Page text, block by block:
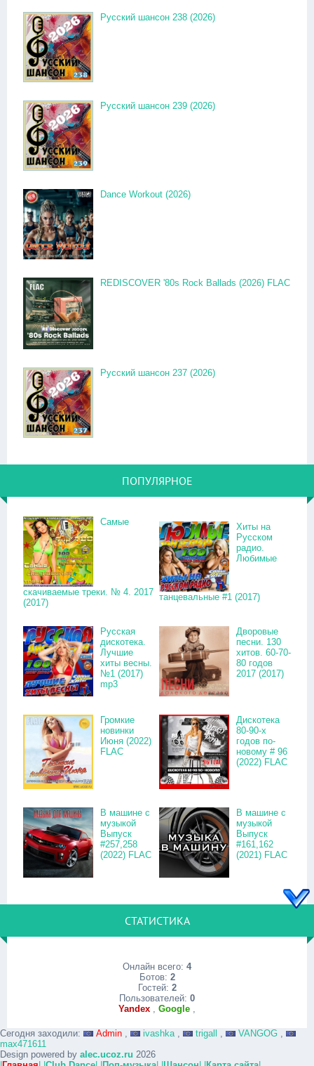
Русский шансон 238 (2026)
Русский шансон 239 (2026)
Dance Workout (2026)
REDISCOVER '80s Rock Ballads (2026) FLAC
Русский шансон 237 (2026)
ПОПУЛЯРНОЕ
Самые
скачиваемые треки. № 4. 2017
(2017)
Хиты на
Русском
радио.
Любимые
танцевальные #1 (2017)
Русская
дискотека.
Лучшие
хиты весны.
№1 (2017)
mp3
Дворовые
песни. 130
хитов. 60-70-
80 годов
2017 (2017)
Громкие
новинки
Июня (2022)
FLAC
Дискотека
80-90-х
годов по-
новому # 96
(2022) FLAC
В машине с
музыкой
Выпуск
#257,258
(2022) FLAC
В машине с
музыкой
Выпуск
#161,162
(2021) FLAC
СТАТИСТИКА
Онлайн всего: 4
Ботов: 2
Гостей: 2
Пользователей: 0
Yandex , Google ,
Сегодня заходили: Admin , ivashka, trigall , VANGOG ,
max471611
Design powered by alec.ucoz.ru 2026